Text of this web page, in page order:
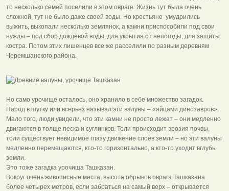
то несколько семей поселили в этом овраге. Жизнь тут была очень
сложной, тут не было даже своей воды. Но крестьяне умудрились
выжить, выкопали несколько землянок, а камни приспособили под свои
нужды – под сбор дождевой воды, для укрытия от непогоды, для защиты
костра. Потом этих лишенцев все же расселили по разным деревням
Черемшанского района.
Но само урочище осталось, оно хранило в себе множество загадок.
Народ в шутку или всерьез называл эти валуны – «яйцами динозавров».
Мало того, люди увидели, что эти камни не просто лежат – они медленно
двигаются в толще песка и суглинков. Толи происходит эрозия почвы,
толи существует невидимое глазу движение слоев земли – но эти валуны
медленно перемещаются, кто-то горизонтально, а кто-то уходит вглубь
земли.
Это тоже загадка урочища Ташказан.
Вокруг очень живописные места, высота обрывов оврага Ташказана
более четырех метров, если забраться на самый верх – открывается